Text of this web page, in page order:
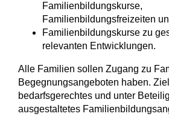
Familienbildungskurse,
Familienbildungsfreizeiten
Familienbildungskurse zu
relevanten Entwicklungen.
Alle Familien sollen Zugang zu
Begegnungsangeboten haben.
bedarfsgerechtes und unter
ausgestaltetes